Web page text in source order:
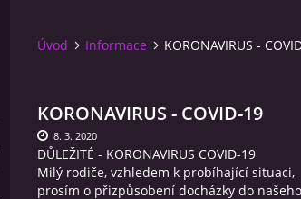
Úvod Informace KORONAVIRUS -
KORONAVIRUS - COVID-19
DŮLEŽITÉ - KORONAVIRUS COVID-19
Milý rodiče, vzhledem k probíhající situaci,
prosím o přizpůsobení docházky do našeho
8. 3. 2020